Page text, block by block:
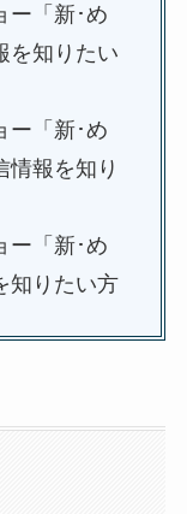
ー「新･め
を知りたい
ー「新･め
情報を知り
ー「新･め
知りたい方